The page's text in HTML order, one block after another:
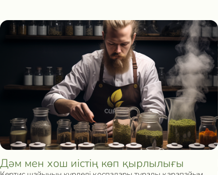
Дәм мен хош иістің көп қырлылығы